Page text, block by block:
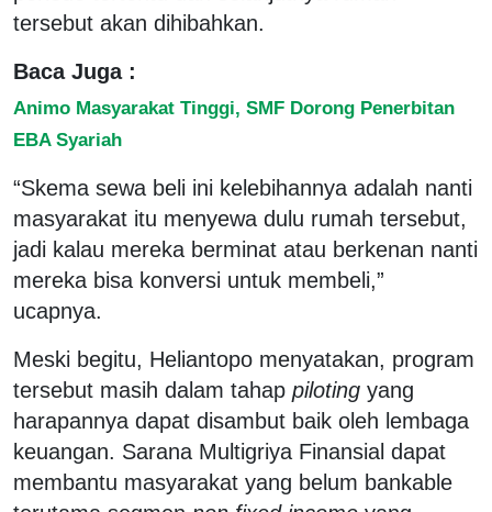
tersebut akan dihibahkan.
Baca Juga :
Animo Masyarakat Tinggi, SMF Dorong Penerbitan
EBA Syariah
“Skema sewa beli ini kelebihannya adalah nanti
masyarakat itu menyewa dulu rumah tersebut,
jadi kalau mereka berminat atau berkenan nanti
mereka bisa konversi untuk membeli,”
ucapnya.
Meski begitu, Heliantopo menyatakan, program
tersebut masih dalam tahap piloting yang
harapannya dapat disambut baik oleh lembaga
keuangan. Sarana Multigriya Finansial dapat
membantu masyarakat yang belum bankable